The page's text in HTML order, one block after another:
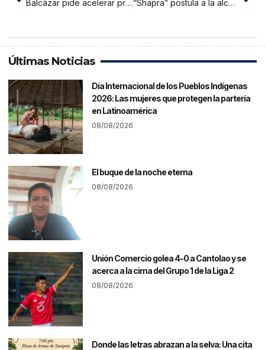
Balcázar pide acelerar proclamación electoral y advierte que la espera prolongada genera desconfianza “Shapra” postula a la alcaldía distrital de San Antonio de Cumbaza
Últimas Noticias
Día Internacional de los Pueblos Indígenas
2026: Las mujeres que protegen la partería
en Latinoamérica
08/08/2026
El buque de la noche eterna
08/08/2026
Unión Comercio golea 4-0 a Cantolao y se
acerca a la cima del Grupo 1 de la Liga 2
08/08/2026
Donde las letras abrazan a la selva: Una cita